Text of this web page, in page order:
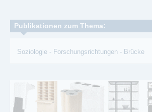
Publikationen zum Thema:
Soziologie - Forschungsrichtungen - Brücke